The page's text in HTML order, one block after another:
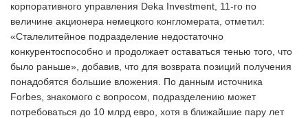
корпоративного управления Deka Investment, 11-го по
величине акционера немецкого конгломерата, отметил:
«Сталелитейное подразделение недостаточно
конкурентоспособно и продолжает оставаться тенью того, что
было раньше», добавив, что для возврата позиций получения
понадобятся большие вложения. По данным источника
Forbes, знакомого с вопросом, подразделению может
потребоваться до 10 млрд евро, хотя в ближайшие пару лет